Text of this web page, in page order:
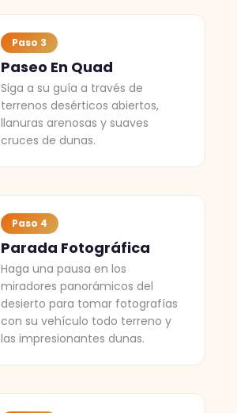
Paso 3
Paseo En Quad
Siga a su guía a través de
terrenos desérticos abiertos,
llanuras arenosas y suaves
cruces de dunas.
Paso 4
Parada Fotográfica
Haga una pausa en los
miradores panorámicos del
desierto para tomar fotografías
con su vehículo todo terreno y
las impresionantes dunas.